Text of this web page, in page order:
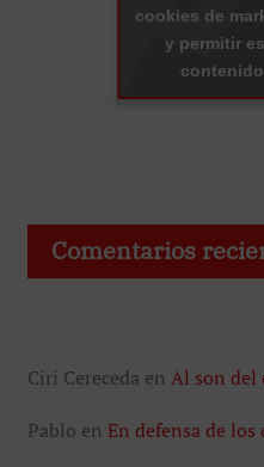
cookies de
y permitir
contenido
Comentarios
Ciri Cereceda en Al son del
Pablo en En defensa de